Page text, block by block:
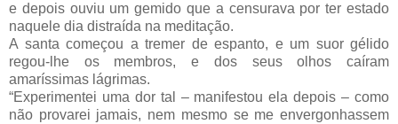
e depois ouviu um gemido que a censurava por ter estado
naquele dia distraída na meditação.
A santa começou a tremer de espanto, e um suor gélido
regou-lhe os membros, e dos seus olhos caíram
amaríssimas lágrimas.
“Experimentei uma dor tal – manifestou ela depois – como
não provarei jamais, nem mesmo se me envergonhassem